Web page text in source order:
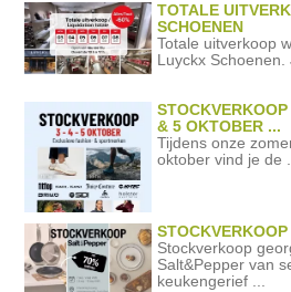
TOTALE
SCHOENEN
Totale uitverkoop
Luyckx Schoenen.
& 5 OKTOBER ...
Tijdens onze
oktober vind je de ...
Stockverkoop
Salt&Pepper van
keukengerief ...